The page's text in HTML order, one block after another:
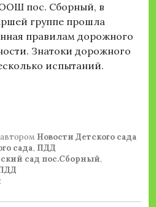
пос. Сборный, в
группе прошла
правилам дорожного
Знатоки дорожного
испытаний.
по ПДД «Всезнайки
автором Новости Детского сада
сада, ПДД
сад пос.Сборный,